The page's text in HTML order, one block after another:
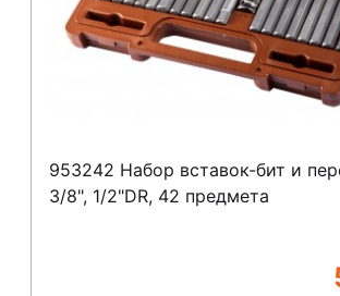
953242 Набор вставок-бит и
3/8", 1/2"DR, 42 предмета